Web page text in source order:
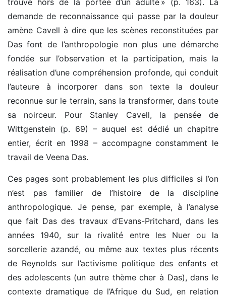
demande de reconnaissance qui passe par la douleur
amène Cavell à dire que les scènes reconstituées par
Das font de l’anthropologie non plus une démarche
fondée sur l’observation et la participation, mais la
réalisation d’une compréhension profonde, qui conduit
l’auteure à incorporer dans son texte la douleur
reconnue sur le terrain, sans la transformer, dans toute
sa noirceur. Pour Stanley Cavell, la pensée de
Wittgenstein (p. 69) – auquel est dédié un chapitre
entier, écrit en 1998 – accompagne constamment le
travail de Veena Das.
Ces pages sont probablement les plus difficiles si l’on
n’est pas familier de l’histoire de la discipline
anthropologique. Je pense, par exemple, à l’analyse
que fait Das des travaux d’Evans-Pritchard, dans les
années 1940, sur la rivalité entre les Nuer ou la
sorcellerie azandé, ou même aux textes plus récents
de Reynolds sur l’activisme politique des enfants et
des adolescents (un autre thème cher à Das), dans le
contexte dramatique de l’Afrique du Sud, en relation